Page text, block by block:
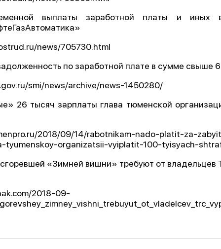
выплаты заработной платы и
news/705730.html
по заработной плате в сумме свыше
smi/news/archive/news-1450280/
26 тысяч зарплаты глава тюменской
2018/09/14/rabotnikam-nado-platit-za-
tyumenskoy-organizatsii-vyiplatit-100-tyisyach-
«Зимней вишни» требуют от владельцев
2018-09-